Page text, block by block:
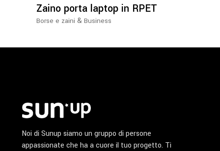
Zaino porta laptop in RPET
Borse e zaini & Business
Noi di Sunup siamo un gruppo di persone
appassionate che ha a cuore il tuo progetto. Ti